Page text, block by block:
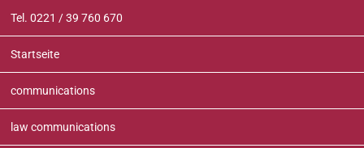
Inhalt
springen
Tel. 0221 / 39 760 670
Startseite
communications
law communications